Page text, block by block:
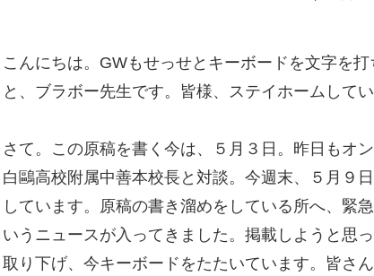
こんにちは。GWもせっせとキーボードを文字を
と、ブラボー先生です。皆様、ステイホームして
さて。この原稿を書く今は、５月３日。昨日もオ
白鷗高校附属中善本校長と対談。今週末、５月９
しています。原稿の書き溜めをしている所へ、緊
いうニュースが入ってきました。掲載しようと思
取り下げ、今キーボードをたたいています。皆さ